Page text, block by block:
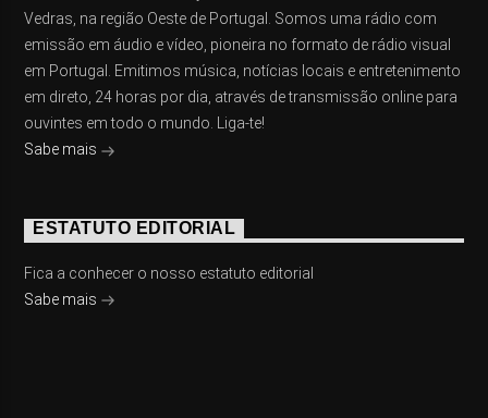
Vedras, na região Oeste de Portugal. Somos uma rádio com
emissão em áudio e vídeo, pioneira no formato de rádio visual
em Portugal. Emitimos música, notícias locais e entretenimento
em direto, 24 horas por dia, através de transmissão online para
ouvintes em todo o mundo. Liga-te!
Sabe mais
ESTATUTO EDITORIAL
Fica a conhecer o nosso estatuto editorial
Sabe mais